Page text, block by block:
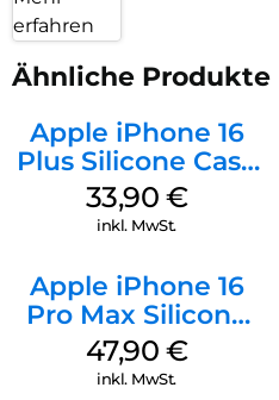
erfahren
Ähnliche Produkte
Apple iPhone 16
Plus Silicone Case
MagSafe Lake
Green
33,90 €
inkl. MwSt.
Apple iPhone 16
Pro Max Silicone
Case MagSafe
Black
47,90 €
inkl. MwSt.